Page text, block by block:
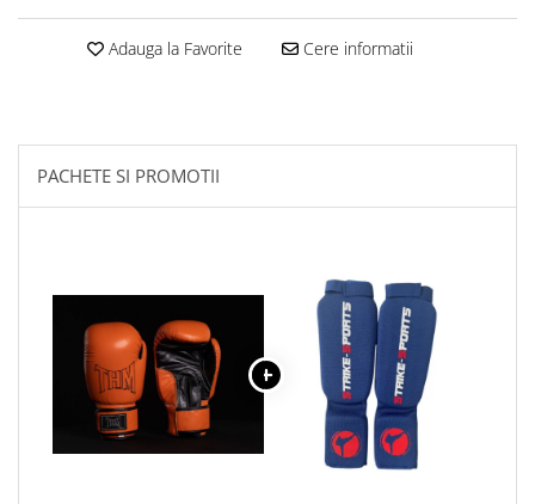
Sorturi Kickboxing / MMA
Tricouri / Maiouri
Sepci / Caciuli
Echipament compresie
Genti Echipament
Dresuri/Echipament
Accesorii Lupte/Wrestling
Suprafete de lupta/Dotari sala
Suprafete de Lupta/Antrenament
Adauga la Favorite Cere informatii
PACHETE SI PROMOTII